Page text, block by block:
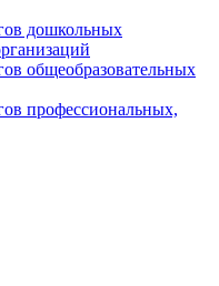
дошкольных
общеобразовательных
профессиональных,